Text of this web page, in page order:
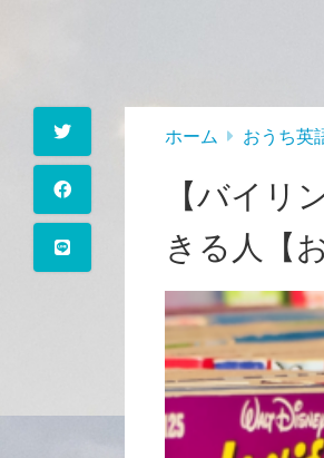
ホーム おうち英
【バイリ
きる人【